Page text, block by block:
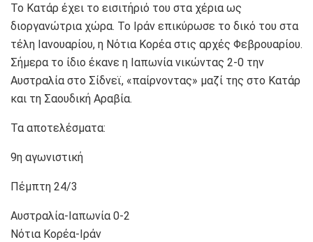
Το Κατάρ έχει το εισιτήριό του στα χέρια ως
διοργανώτρια χώρα. Το Ιράν επικύρωσε το δικό του στα
τέλη Ιανουαρίου, η Νότια Κορέα στις αρχές Φεβρουαρίου.
Σήμερα το ίδιο έκανε η Ιαπωνία νικώντας 2-0 την
Αυστραλία στο Σίδνεϊ, «παίρνοντας» μαζί της στο Κατάρ
και τη Σαουδική Αραβία.
Τα αποτελέσματα:
9η αγωνιστική
Πέμπτη 24/3
Αυστραλία-Ιαπωνία 0-2
Νότια Κορέα-Ιράν